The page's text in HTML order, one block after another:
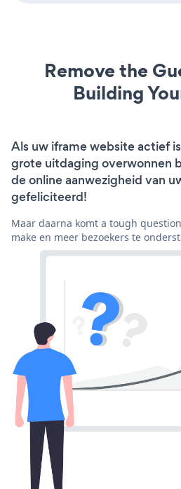
Remove the
Building
Als uw iframe website actief
grote uitdaging overwonnen
de online aanwezigheid van
gefeliciteerd!
Maar daarna komt a tough
make en meer bezoekers te